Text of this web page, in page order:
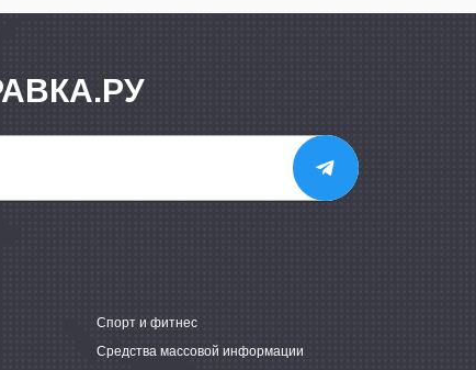
Спорт и фитнес
Средства массовой информации